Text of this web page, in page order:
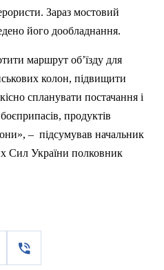
Зараз мостовий
його дообладнання.
маршрут об’їзду для
колон, підвищити
спланувати постачання і
продуктів
– підсумував начальник
Сил України полковник